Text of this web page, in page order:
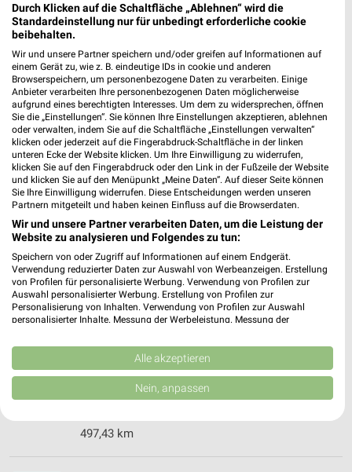
Heute geschlossen
zookauf Wiesloch
Schwetzinger Straße 7-11
69168 Wiesloch
Heute geschlossen
487,43 km • Angebote: 1 Prospekt
DAS FUTTERHAUS Mannheim
Friedrich-Ebert-Straße 100
68167 Mannheim
Heute
geschlossen
479,71 km
DAS FUTTERHAUS Speyer
Iggelheimer Straße 16
67346 Speyer
497,43 km
Durch Klicken auf die Schaltfläche „Ablehnen“ wird die
Standardeinstellung nur für unbedingt erforderliche cookie
beibehalten.
Wir und unsere Partner speichern und/oder greifen auf Informationen auf
einem Gerät zu, wie z. B. eindeutige IDs in cookie und anderen
Browserspeichern, um personenbezogene Daten zu verarbeiten. Einige
Anbieter verarbeiten Ihre personenbezogenen Daten möglicherweise
aufgrund eines berechtigten Interesses. Um dem zu widersprechen, öffnen
Sie die „Einstellungen“. Sie können Ihre Einstellungen akzeptieren, ablehnen
oder verwalten, indem Sie auf die Schaltfläche „Einstellungen verwalten“
klicken oder jederzeit auf die Fingerabdruck-Schaltfläche in der linken
unteren Ecke der Website klicken. Um Ihre Einwilligung zu widerrufen,
klicken Sie auf den Fingerabdruck oder den Link in der Fußzeile der Website
und klicken Sie auf den Menüpunkt „Meine Daten“. Auf dieser Seite können
Sie Ihre Einwilligung widerrufen. Diese Entscheidungen werden unseren
Partnern mitgeteilt und haben keinen Einfluss auf die Browserdaten.
Wir und unsere Partner verarbeiten Daten, um die Leistung der
Website zu analysieren und Folgendes zu tun:
Speichern von oder Zugriff auf Informationen auf einem Endgerät.
Verwendung reduzierter Daten zur Auswahl von Werbeanzeigen. Erstellung
von Profilen für personalisierte Werbung. Verwendung von Profilen zur
Auswahl personalisierter Werbung. Erstellung von Profilen zur
Personalisierung von Inhalten. Verwendung von Profilen zur Auswahl
personalisierter Inhalte. Messung der Werbeleistung. Messung der
Kombinationen von Daten aus verschiedenen Quellen. Entwicklung und
Verbesserung der Angebote. Verwendung reduzierter Daten zur Auswahl
von Inhalten.
Daten können außerhalb der Europäischen Union weitergegeben und in die
Website/App.
Alle akzeptieren
Nein, anpassen